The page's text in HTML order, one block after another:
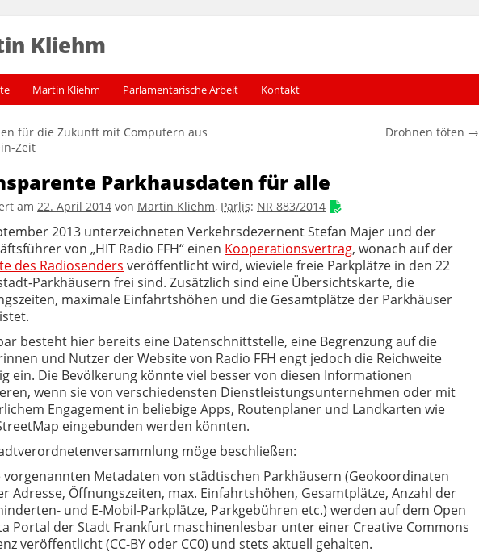
Kliehm
Martin Kliehm Parlamentarische Arbeit Kontakt
für die Zukunft mit Computern aus
Zeit
Drohnen töten →
Parkhausdaten für alle
am 22. April 2014 von Martin Kliehm, Parlis: NR 883/2014
2013 unterzeichneten Verkehrsdezernent Stefan Majer und der
von „HIT Radio FFH“ einen Kooperationsvertrag, wonach auf der
des Radiosenders veröffentlicht wird, wieviele freie Parkplätze in den 22
Parkhäusern frei sind. Zusätzlich sind eine Übersichts­karte, die
maximale Einfahrtshöhen und die Gesamtplätze der Park­häuser
besteht hier bereits eine Datenschnittstelle, eine Begrenzung auf die
und Nutzer der Website von Radio FFH engt jedoch die Reichweite
ein. Die Bevölkerung könnte viel besser von diesen Informationen
wenn sie von verschiedensten Dienstleistungs­unternehmen oder mit
Engagement in beliebige Apps, Routenplaner und Landkarten wie
eingebunden werden könnten.
möge beschließen:
vorgenannten Metadaten von städtischen Parkhäusern (Geokoordinaten
Adresse, Öff­nungszeiten, max. Einfahrtshöhen, Gesamtplätze, Anzahl der
und E-Mobil-Parkplätze, Parkgebühren etc.) werden auf dem Open
Portal der Stadt Frankfurt maschinenlesbar unter einer Creative Commons
veröffentlicht (CC-BY oder CC0) und stets aktuell gehalten.